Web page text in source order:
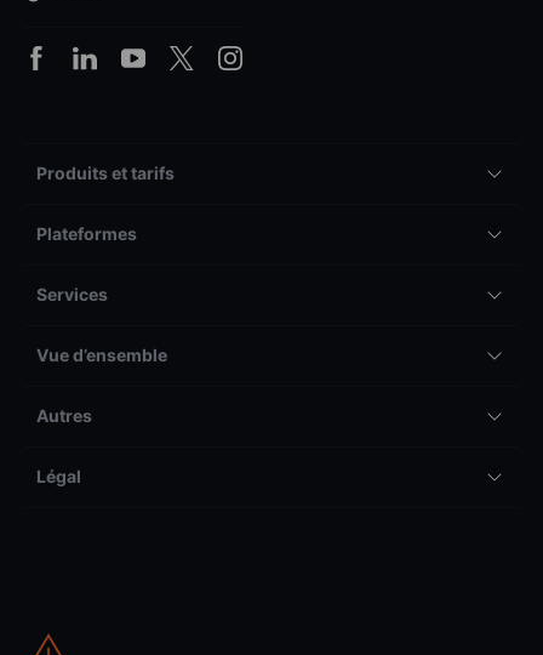
Produits et tarifs
Plateformes
Services
Vue d’ensemble
Autres
Légal